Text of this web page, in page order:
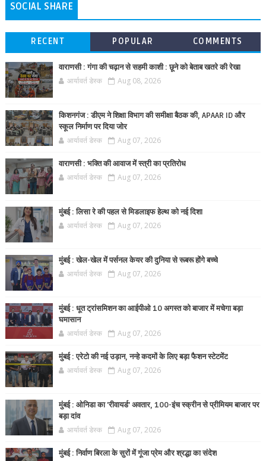
SOCIAL SHARE
RECENT POPULAR COMMENTS
वाराणसी : गंगा की चढ़ान से सहमी काशी : छूने को बेताब खतरे की रेखा
आर्यावर्त डेस्क Aug 08, 2026
किशनगंज : डीएम ने शिक्षा विभाग की समीक्षा बैठक की, APAAR ID और
स्कूल निर्माण पर दिया जोर
आर्यावर्त डेस्क Aug 07, 2026
वाराणसी : भक्ति की आवाज में स्त्री का प्रतिरोध
आर्यावर्त डेस्क Aug 07, 2026
मुंबई : लिसा रे की पहल से मिडलाइफ हेल्थ को नई दिशा
आर्यावर्त डेस्क Aug 07, 2026
मुंबई : खेल-खेल में पर्सनल केयर की दुनिया से रूबरू होंगे बच्चे
आर्यावर्त डेस्क Aug 07, 2026
मुंबई : धूत ट्रांसमिशन का आईपीओ 10 अगस्त को बाजार में मचेगा बड़ा
घमासान
आर्यावर्त डेस्क Aug 07, 2026
मुंबई : एरेटो की नई उड़ान, नन्हे कदमों के लिए बड़ा फैशन स्टेटमेंट
आर्यावर्त डेस्क Aug 07, 2026
मुंबई : ओनिडा का 'रीवायर्ड’ अवतार, 100-इंच स्क्रीन से प्रीमियम बाजार पर
बड़ा दांव
आर्यावर्त डेस्क Aug 07, 2026
मुंबई : निर्वाण बिरला के सुरों में गूंजा प्रेम और श्रद्धा का संदेश